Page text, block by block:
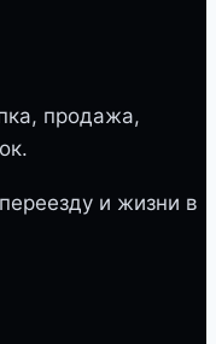
продажа,
и жизни в